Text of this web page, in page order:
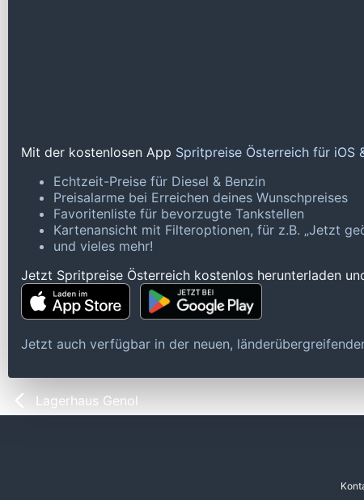
Mit der kostenlosen App Spritpreise Österreich für iOS
Echtzeit-Preise für Diesel & Benzin
Preisalarme bei Erreichen deines Wunschpreises
Favoritenliste für bevorzugte Tankstellen
Kartenansicht mit Filteroptionen, für z.B. „Jetzt
und vieles mehr!
Jetzt Spritpreise Österreich kostenlos herunterladen
Jetzt auch verfügbar in der neuen,
Lagerhaus Genol